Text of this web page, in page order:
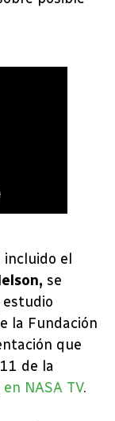
incluido el
se
la Fundación
que
de la
en NASA TV.